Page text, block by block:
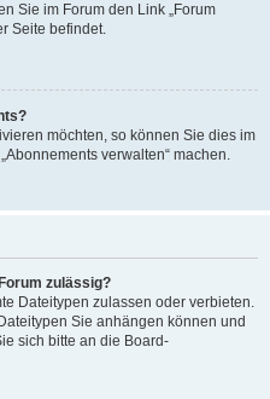
Sie im Forum den Link „Forum
Seite befindet.
möchten, so können Sie dies im
verwalten“ machen.
zulässig?
Dateitypen zulassen oder verbieten.
Sie anhängen können und
sich bitte an die Board-